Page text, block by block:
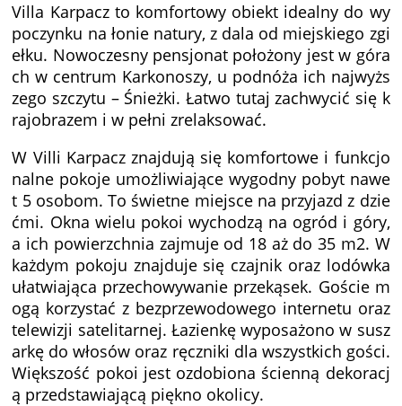
Villa Karpacz to komfortowy obiekt idealny do wy
poczynku na łonie natury, z dala od miejskiego zgi
ełku. Nowoczesny pensjonat położony jest w góra
ch w centrum Karkonoszy, u podnóża ich najwyżs
zego szczytu – Śnieżki. Łatwo tutaj zachwycić się k
rajobrazem i w pełni zrelaksować.
W Villi Karpacz znajdują się komfortowe i funkcjo
nalne pokoje umożliwiające wygodny pobyt nawe
t 5 osobom. To świetne miejsce na przyjazd z dzie
ćmi. Okna wielu pokoi wychodzą na ogród i góry,
a ich powierzchnia zajmuje od 18 aż do 35 m2. W
każdym pokoju znajduje się czajnik oraz lodówka
ułatwiająca przechowywanie przekąsek. Goście m
ogą korzystać z bezprzewodowego internetu oraz
telewizji satelitarnej. Łazienkę wyposażono w susz
arkę do włosów oraz ręczniki dla wszystkich gości.
Większość pokoi jest ozdobiona ścienną dekoracj
ą przedstawiającą piękno okolicy.